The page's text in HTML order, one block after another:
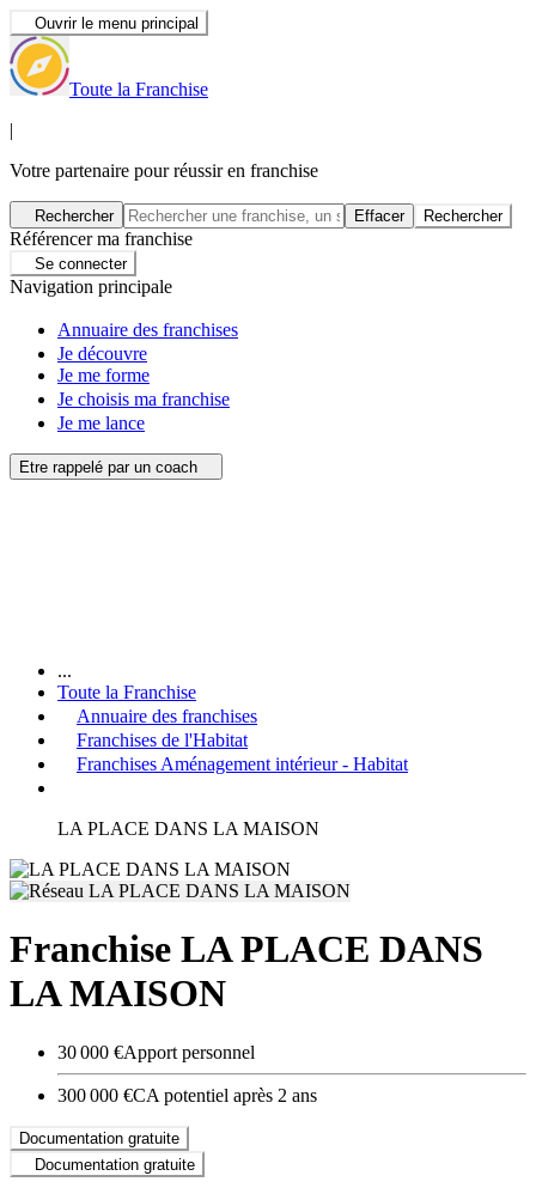
Ouvrir le menu principal
Toute la Franchise
|
Votre partenaire pour réussir en franchise
Rechercher Effacer Rechercher
Référencer ma franchise
Se connecter
Navigation principale
Annuaire des franchises
Je découvre
Je me forme
Je choisis ma franchise
Je me lance
Etre rappelé par un coach
...
Toute la Franchise
Annuaire des franchises
Franchises de l'Habitat
Franchises Aménagement intérieur - Habitat
LA PLACE DANS LA MAISON
Franchise LA PLACE DANS
LA MAISON
30 000 €Apport personnel
300 000 €CA potentiel après 2 ans
Documentation gratuite
Documentation gratuite